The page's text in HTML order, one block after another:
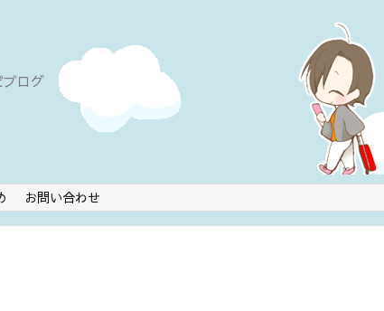
ブログ
お問い合わせ